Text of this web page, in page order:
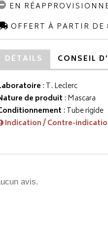
EN
OFFERT À PARTIR DE
DÉTAILS CONSEIL
: T. Leclerc
de produit: Mascara
: Tube rigide
Indication / Contre-
avis.